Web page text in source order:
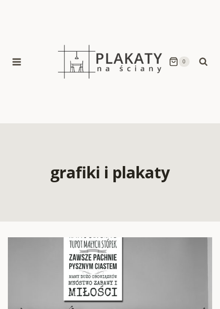
0
grafiki i plakaty